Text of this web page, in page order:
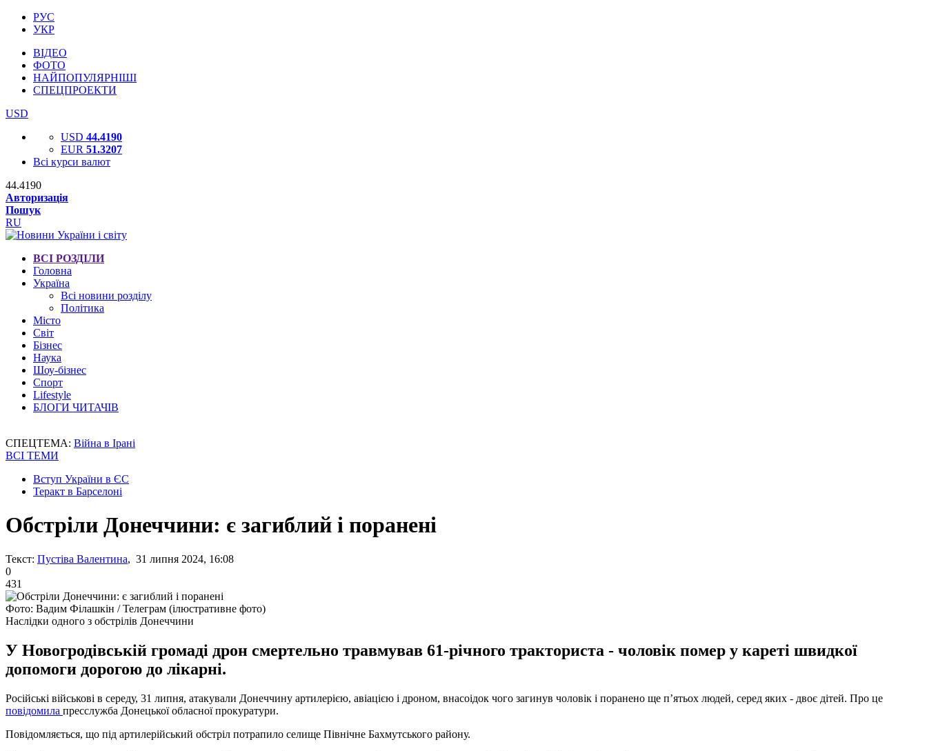
РУС
УКР
ВІДЕО
ФОТО
НАЙПОПУЛЯРНІШІ
СПЕЦПРОЕКТИ
USD
USD 44.4190
EUR 51.3207
Всі курси валют
44.4190
Авторизація
Пошук
RU
ВСІ РОЗДІЛИ
Головна
Україна
Всі новини розділу
Політика
Місто
Світ
Бізнес
Наука
Шоу-бізнес
Спорт
Lifestyle
БЛОГИ ЧИТАЧІВ
СПЕЦТЕМА: Війна в Ірані
ВСІ ТЕМИ
Вступ України в ЄС
Теракт в Барселоні
Обстріли Донеччини: є загиблий і поранені
Текст: Пустіва Валентина, 31 липня 2024, 16:08
0
431
Фото: Вадим Філашкін / Телеграм (ілюстративне фото)
Наслідки одного з обстрілів Донеччини
У Новогродівській громаді дрон смертельно травмував 61-річного тракториста - чоловік помер у кареті швидкої
допомоги дорогою до лікарні.
Російські військові в середу, 31 липня, атакували Донеччину артилерією, авіацією і дроном, внасоідок чого загинув чоловік і поранено ще п’ятьох людей, серед яких - двоє дітей. Про це
повідомила пресслужба Донецької обласної прокуратури.
Повідомляється, що під артилерійський обстріл потрапило селище Північне Бахмутського району.